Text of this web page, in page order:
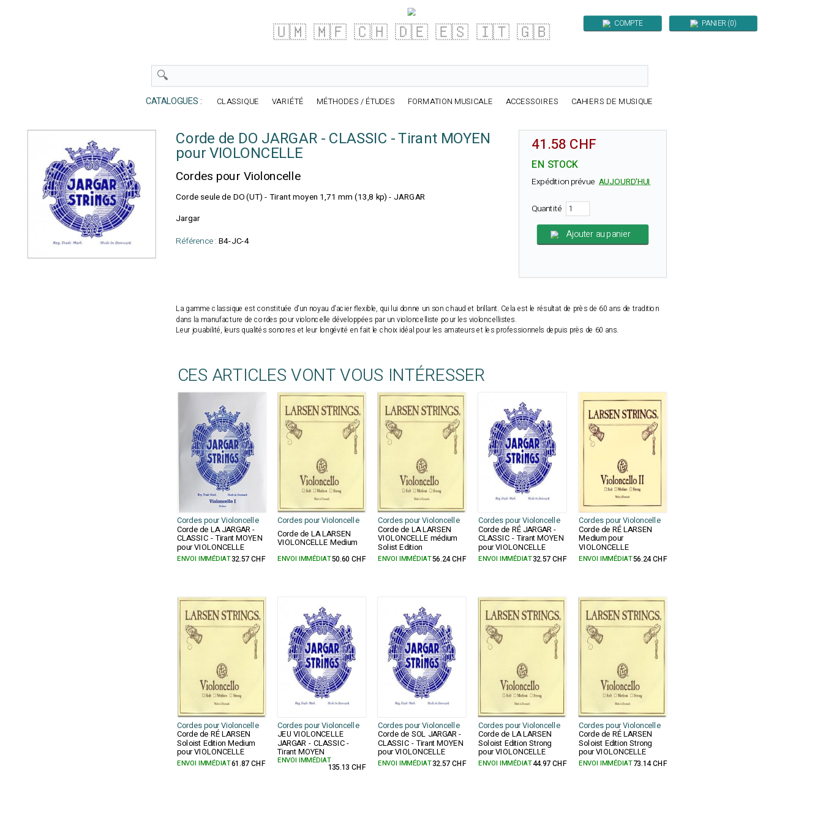
🇺🇲 🇲🇫 🇨🇭 🇩🇪 🇪🇸 🇮🇹 🇬🇧 COMPTE PANIER (0)
CATALOGUES : CLASSIQUE VARIÉTÉ MÉTHODES / ÉTUDES FORMATION MUSICALE ACCESSOIRES CAHIERS DE MUSIQUE
Corde de DO JARGAR - CLASSIC - Tirant MOYEN
pour VIOLONCELLE
Cordes pour Violoncelle
Corde seule de DO (UT) - Tirant moyen 1,71 mm (13,8 kp) - JARGAR
Jargar
Référence : B4-JC-4
41.58 CHF
EN STOCK
Expédition prévueAUJOURD'HUI
Quantité
Ajouter au panier
La gamme classique est constituée d'un noyau d'acier flexible, qui lui donne un son chaud et brillant. Cela est le résultat de près de 60 ans de tradition
dans la manufacture de cordes pour violoncelle développées par un violoncelliste pour les violoncellistes.
Leur jouabilité, leurs qualités sonores et leur longévité en fait le choix idéal pour les amateurs et les professionnels depuis près de 60 ans.
CES ARTICLES VONT VOUS INTÉRESSER
Cordes pour Violoncelle Cordes pour Violoncelle Cordes pour Violoncelle Cordes pour Violoncelle Cordes pour Violoncelle
Corde de LA JARGAR -
CLASSIC - Tirant MOYEN
pour VIOLONCELLE
Corde de LA LARSEN
VIOLONCELLE Medium
Corde de LA LARSEN
VIOLONCELLE médium
Solist Edition
Corde de RÉ JARGAR -
CLASSIC - Tirant MOYEN
pour VIOLONCELLE
Corde de RÉ LARSEN
Medium pour
VIOLONCELLE
ENVOI IMMÉDIAT32.57 CHF ENVOI IMMÉDIAT50.60 CHF ENVOI IMMÉDIAT56.24 CHF ENVOI IMMÉDIAT32.57 CHF ENVOI IMMÉDIAT56.24 CHF
Cordes pour Violoncelle Cordes pour Violoncelle Cordes pour Violoncelle Cordes pour Violoncelle Cordes pour Violoncelle
Corde de RÉ LARSEN
Soloist Edition Medium
pour VIOLONCELLE
JEU VIOLONCELLE
JARGAR - CLASSIC -
Tirant MOYEN
Corde de SOL JARGAR -
CLASSIC - Tirant MOYEN
pour VIOLONCELLE
Corde de LA LARSEN
Soloist Edition Strong
pour VIOLONCELLE
Corde de RÉ LARSEN
Soloist Edition Strong
pour VIOLONCELLE
ENVOI IMMÉDIAT61.87 CHF ENVOI IMMÉDIAT
135.13 CHF ENVOI IMMÉDIAT32.57 CHF ENVOI IMMÉDIAT44.97 CHF ENVOI IMMÉDIAT73.14 CHF